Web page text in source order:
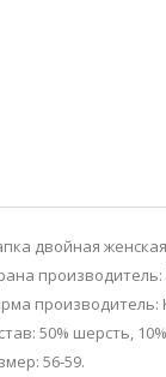
двойная женская
производитель:
50% шерсть,
56-59.